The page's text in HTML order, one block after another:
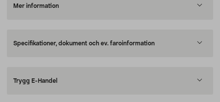
Mer information
Specifikationer, dokument och ev. faroinformation
Trygg E-Handel